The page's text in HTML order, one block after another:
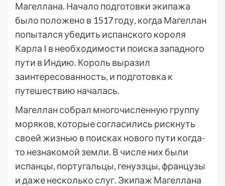
Магеллана. Начало подготовки экипажа
было положено в 1517 году, когда Магеллан
попытался убедить испанского короля
Карла I в необходимости поиска западного
пути в Индию. Король выразил
заинтересованность, и подготовка к
путешествию началась.
Магеллан собрал многочисленную группу
моряков, которые согласились рискнуть
своей жизнью в поисках нового пути когда-
то незнакомой земли. В числе них были
испанцы, португальцы, генуэзцы, французы
и даже несколько слуг. Экипаж Магеллана